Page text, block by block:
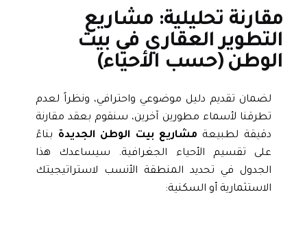
مقارنة تحليلية: مشاريع
التطوير العقاري في بيت
الوطن (حسب الأحياء)
لضمان تقديم دليل موضوعي واحترافي، ونظراً لعدم
تطرقنا لأسماء مطورين آخرين، سنقوم بعقد مقارنة
دقيقة لطبيعةمشاريع بيت الوطن الجديدةبناءً
على تقسيم الأحياء الجغرافية. سيساعدك هذا
الجدول في تحديد المنطقة الأنسب لاستراتيجيتك
الاستثمارية أو السكنية: